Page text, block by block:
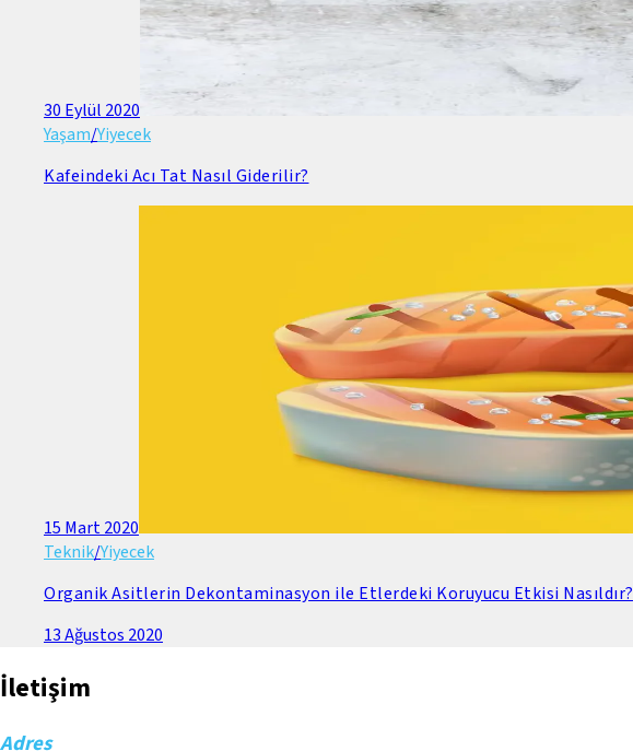
30 Eylül 2020
Yaşam/Yiyecek
Kafeindeki Acı Tat Nasıl Giderilir?
15 Mart 2020
Teknik/Yiyecek
Organik Asitlerin Dekontaminasyon ile Etlerdeki Koruyucu Etkisi Nasıldır?
13 Ağustos 2020
İletişim
Adres